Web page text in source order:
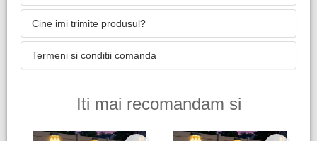
Cine imi trimite produsul?
Termeni si conditii comanda
Iti mai recomandam si